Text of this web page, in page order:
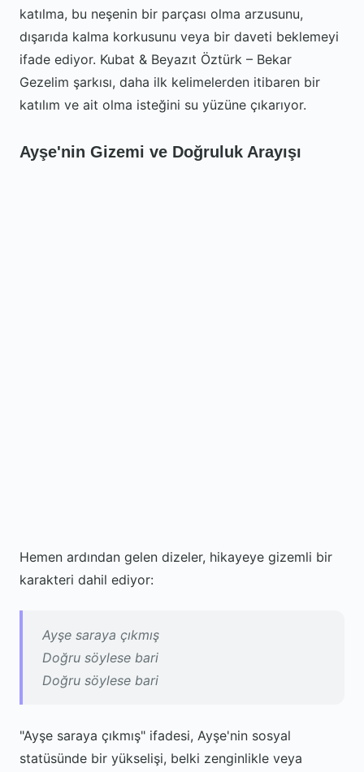
katılma, bu neşenin bir parçası olma arzusunu,
dışarıda kalma korkusunu veya bir daveti beklemeyi
ifade ediyor. Kubat & Beyazıt Öztürk – Bekar
Gezelim şarkısı, daha ilk kelimelerden itibaren bir
katılım ve ait olma isteğini su yüzüne çıkarıyor.
Ayşe'nin Gizemi ve Doğruluk Arayışı
Hemen ardından gelen dizeler, hikayeye gizemli bir
karakteri dahil ediyor:
Ayşe saraya çıkmış
Doğru söylese bari
Doğru söylese bari
"Ayşe saraya çıkmış" ifadesi, Ayşe'nin sosyal
statüsünde bir yükselişi, belki zenginlikle veya